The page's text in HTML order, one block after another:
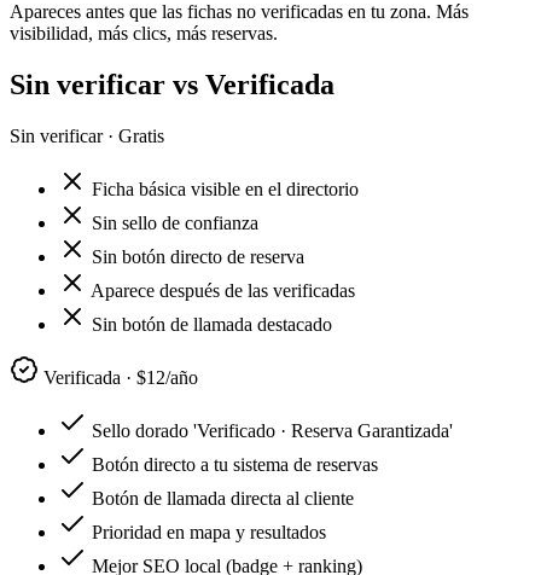
Apareces antes que las fichas no verificadas en tu zona. Más
visibilidad, más clics, más reservas.
Sin verificar vs Verificada
Sin verificar · Gratis
Ficha básica visible en el directorio
Sin sello de confianza
Sin botón directo de reserva
Aparece después de las verificadas
Sin botón de llamada destacado
Verificada · $12/año
Sello dorado 'Verificado · Reserva Garantizada'
Botón directo a tu sistema de reservas
Botón de llamada directa al cliente
Prioridad en mapa y resultados
Mejor SEO local (badge + ranking)